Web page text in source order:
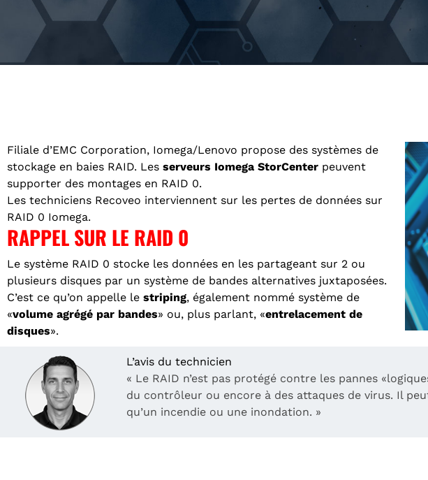
Filiale d’EMC Corporation, Iomega/Lenovo propose des systèmes de
stockage en baies RAID. Les serveurs Iomega StorCenter peuvent
supporter des montages en RAID 0.
Les techniciens Recoveo interviennent sur les pertes de données sur
RAID 0 Iomega.
RAPPEL SUR LE RAID 0
Le système RAID 0 stocke les données en les partageant sur 2 ou
plusieurs disques par un système de bandes alternatives juxtaposées.
C’est ce qu’on appelle le striping, également nommé système de
«volume agrégé par bandes» ou, plus parlant, «entrelacement de
disques».
L’avis du technicien
« Le RAID n’est pas protégé contre les pannes
du contrôleur ou encore à des attaques de virus. Il
qu’un incendie ou une inondation. »